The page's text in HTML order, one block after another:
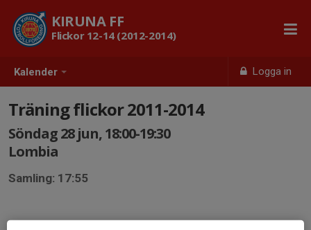
Kalender Logga in
KIRUNA FF
Flickor 12-14 (2012-2014)
Träning flickor 2011-2014
Söndag 28 jun, 18:00-19:30
Lombia
Samling: 17:55